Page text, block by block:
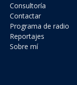
Consultoría
Contactar
Programa de radio
Reportajes
Sobre mí